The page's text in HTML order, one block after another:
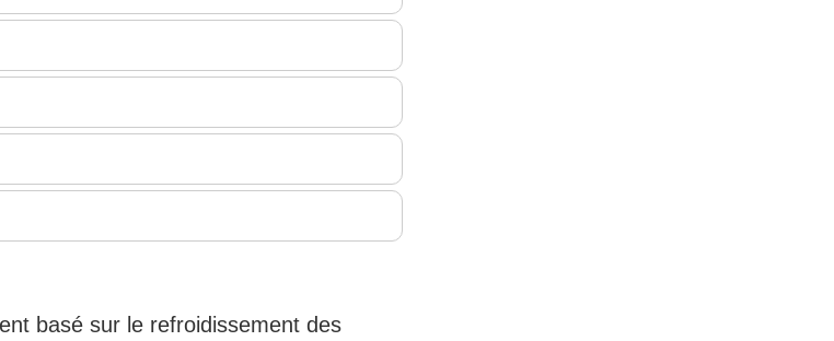
basé sur le refroidissement des